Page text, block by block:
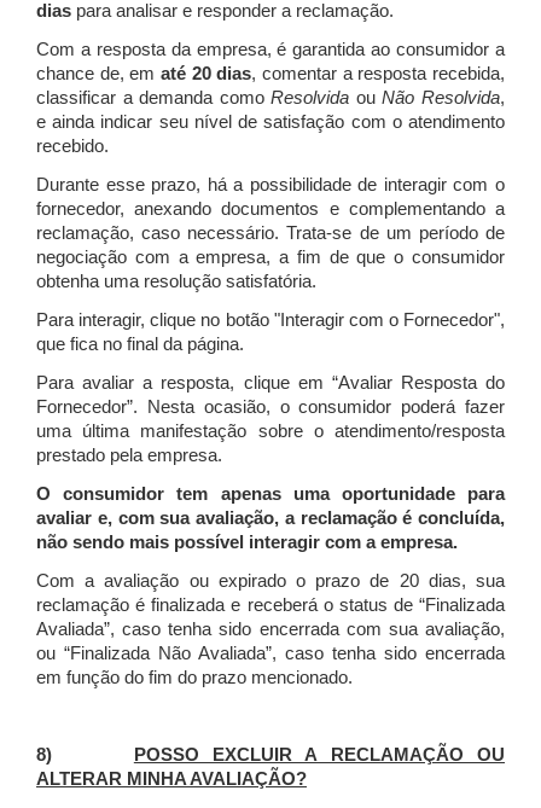
dias para analisar e responder a reclamação.
Com a resposta da empresa, é garantida ao consumidor a
chance de, em até 20 dias, comentar a resposta recebida,
classificar a demanda comoResolvida ouNão Resolvida,
e ainda indicar seu nível de satisfação com o atendimento
recebido.
Durante esse prazo, há a possibilidade de interagir com o
fornecedor, anexando documentos e complementando a
reclamação, caso necessário.Trata-se de um período de
negociação com a empresa, a fim de que o consumidor
obtenha uma resolução satisfatória.
Para interagir, clique no botão "Interagir com o Fornecedor",
que fica no final da página.
Para avaliar a resposta, clique em “Avaliar Resposta do
Fornecedor”. Nesta ocasião, o consumidor poderá fazer
uma última manifestação sobre o atendimento/resposta
prestado pela empresa.
O consumidor tem apenas uma oportunidade para
avaliar e, com sua avaliação, a reclamação é concluída,
não sendo mais possível interagir com a empresa.
Com a avaliação ou expirado o prazo de 20 dias, sua
reclamação é finalizada e receberá o status de “Finalizada
Avaliada”, caso tenha sido encerrada com sua avaliação,
ou “Finalizada Não Avaliada”, caso tenha sido encerrada
em função do fim do prazo mencionado.
8)
POSSO EXCLUIR A RECLAMAÇÃO OU
ALTERAR MINHA AVALIAÇÃO?